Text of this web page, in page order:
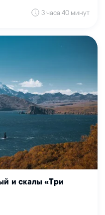
3 часа 40 минут
и скалы «Три